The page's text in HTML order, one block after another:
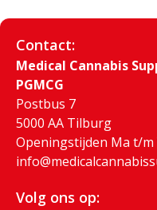
Contact:
Medical Cannabis
PGMCG
Postbus 7
5000 AA Tilburg
Openingstijden Ma t/m
Volg ons op: